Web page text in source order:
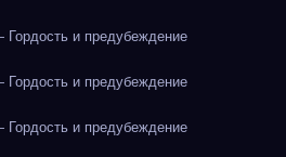
и предубеждение
и предубеждение
и предубеждение